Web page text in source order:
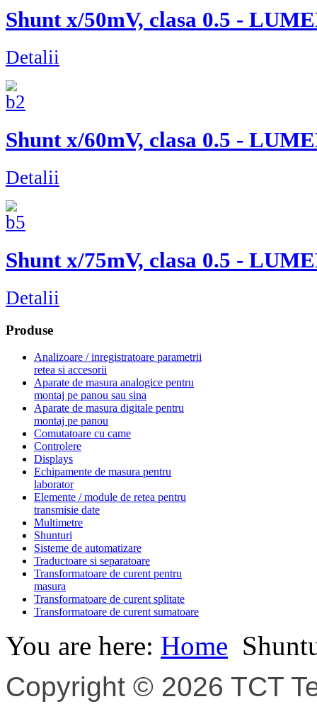
Shunt x/50mV, clasa 0.5 -
Detalii
Shunt x/60mV, clasa 0.5 -
Detalii
Shunt x/75mV, clasa 0.5 -
Detalii
Produse
Analizoare / inregistratoare parametrii
retea si accesorii
Aparate de masura analogice pentru
montaj pe panou sau sina
Aparate de masura digitale pentru
montaj pe panou
Comutatoare cu came
Controlere
Displays
Echipamente de masura pentru
laborator
Elemente / module de retea pentru
transmisie date
Multimetre
Shunturi
Sisteme de automatizare
Traductoare si separatoare
Transformatoare de curent pentru
masura
Transformatoare de curent splitate
Transformatoare de curent sumatoare
You are here: Home
Copyright © 2026 TCT